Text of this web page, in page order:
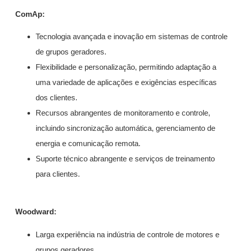
ComAp:
Tecnologia avançada e inovação em sistemas de controle
de grupos geradores.
Flexibilidade e personalização, permitindo adaptação a
uma variedade de aplicações e exigências específicas
dos clientes.
Recursos abrangentes de monitoramento e controle,
incluindo sincronização automática, gerenciamento de
energia e comunicação remota.
Suporte técnico abrangente e serviços de treinamento
para clientes.
Woodward:
Larga experiência na indústria de controle de motores e